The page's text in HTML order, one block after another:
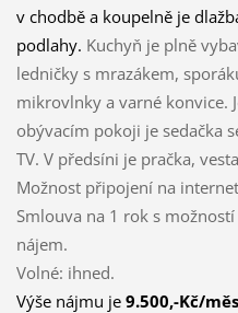
v chodbě a koupelně je
podlahy. Kuchyň je plně
ledničky s mrazákem,
mikrovlnky a varné konvice.
obývacím pokoji je sedačka
TV. V předsíni je pračka,
Možnost připojení na
Smlouva na 1 rok s
nájem.
Volné: ihned.
Výše nájmu je 9.500,-Kč/